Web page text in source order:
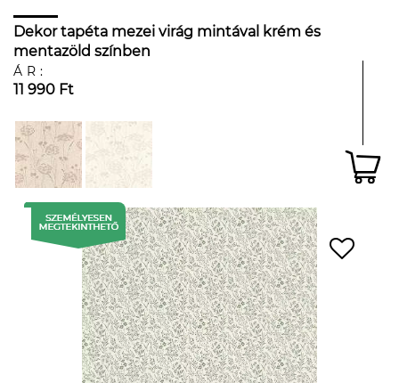
Dekor tapéta mezei virág mintával krém és
mentazöld színben
ÁR:
11 990 Ft